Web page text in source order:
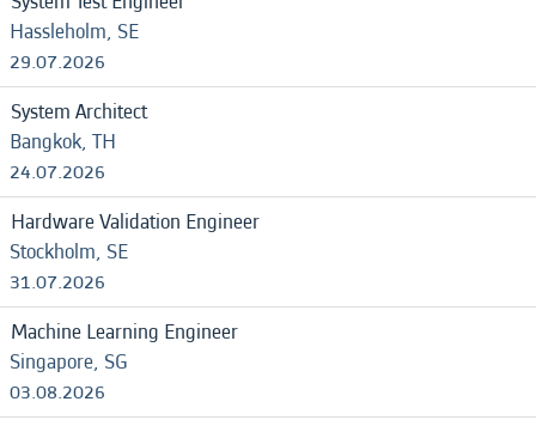
Hassleholm, SE
29.07.2026
System Architect
Bangkok, TH
24.07.2026
Hardware Validation Engineer
Stockholm, SE
31.07.2026
Machine Learning Engineer
Singapore, SG
03.08.2026